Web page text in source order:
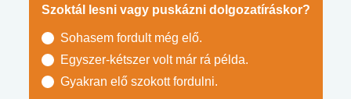
Szoktál lesni vagy puskázni dolgozatíráskor?
Sohasem fordult még elő.
Egyszer-kétszer volt már rá példa.
Gyakran elő szokott fordulni.